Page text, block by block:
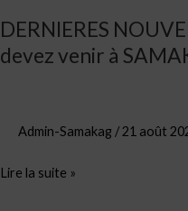
DERNIERES
devez venir à
Admin-Samakag /21 août
SAMAKAG
cette
Lire la suite »